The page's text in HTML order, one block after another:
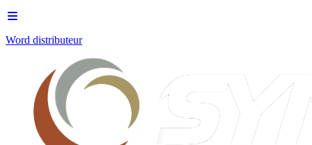
Word distributeur